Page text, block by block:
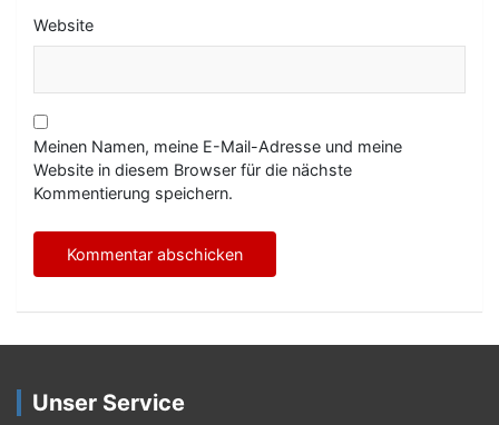
Website
Meinen Namen, meine E-Mail-Adresse und meine
Website in diesem Browser für die nächste
Kommentierung speichern.
Unser Service